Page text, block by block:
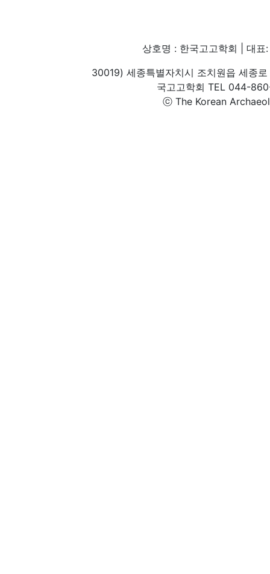
상호명 : 한국고고학회 | 대
30019) 세종특별자치시 조치원읍 세종
국고고학회 TEL 044-
ⓒ The Korean